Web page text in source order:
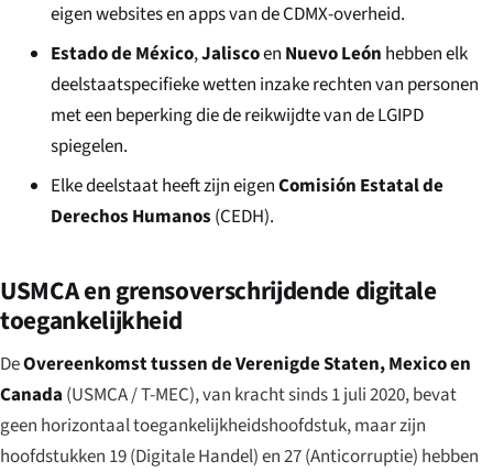
eigen websites en apps van de CDMX-overheid.
Estado de México,Jaliscoen Nuevo León hebben elk
deelstaatspecifieke wetten inzake rechten van personen
met een beperking die de reikwijdte van de LGIPD
spiegelen.
Elke deelstaat heeft zijn eigenComisión Estatal de
Derechos Humanos (CEDH).
USMCA en grensoverschrijdende digitale
toegankelijkheid
DeOvereenkomst tussen de Verenigde Staten, Mexico en
Canada (USMCA / T-MEC), van kracht sinds 1 juli 2020, bevat
geen horizontaal toegankelijkheidshoofdstuk, maar zijn
hoofdstukken 19 (Digitale Handel) en 27 (Anticorruptie) hebben